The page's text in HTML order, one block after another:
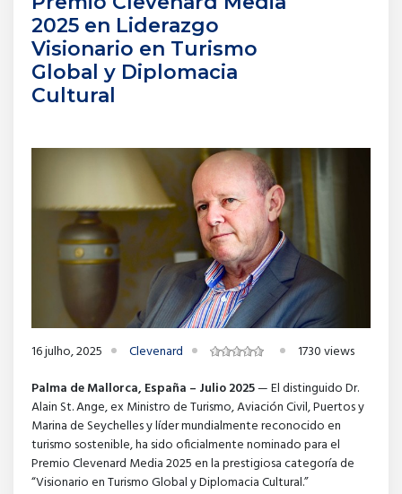
2025 en Liderazgo
Visionario en Turismo
Global y Diplomacia
Cultural
16 julho, 2025 Clevenard
1730 views
Palma de Mallorca, España – Julio 2025— El distinguido Dr.
Alain St. Ange, ex Ministro de Turismo, Aviación Civil, Puertos y
Marina de Seychelles y líder mundialmente reconocido en
turismo sostenible, ha sido oficialmente nominado para el
Premio Clevenard Media 2025 en la prestigiosa categoría de
“Visionario en Turismo Global y Diplomacia Cultural.”